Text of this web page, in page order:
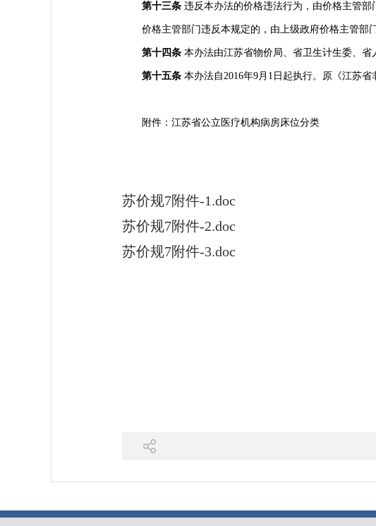
第十三条 违反本办法的价格违法行为，由价格主管部
价格主管部门违反本规定的，由上级政府价格主管部门
第十四条 本办法由江苏省物价局、省卫生计生委、省
第十五条 本办法自2016年9月1日起执行。原《江苏
附件：江苏省公立医疗机构病房床位分类
苏价规7附件-1.doc
苏价规7附件-2.doc
苏价规7附件-3.doc